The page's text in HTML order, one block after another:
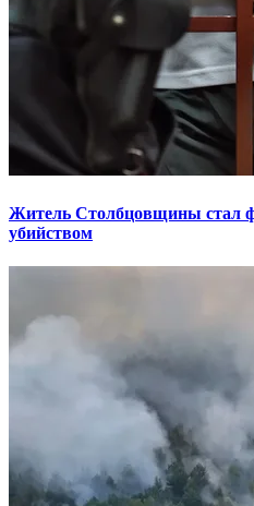
Житель Столбцовщины стал
убийством